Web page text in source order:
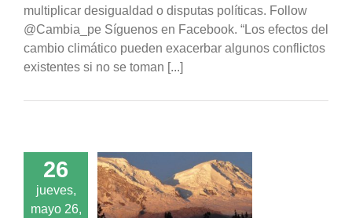
multiplicar desigualdad o disputas políticas. Follow
@Cambia_pe Síguenos en Facebook. “Los efectos del
cambio climático pueden exacerbar algunos conflictos
existentes si no se toman [...]
26
jueves,
mayo 26,
Nacional
en la lista de
Mundial en